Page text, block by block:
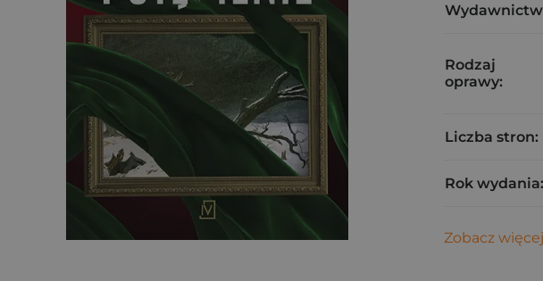
Rodzaj
oprawy:
Liczba stron:
Rok wydania:
Zobacz więcej